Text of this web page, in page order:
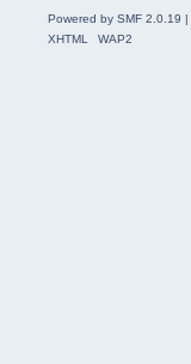
Powered by SMF 2.0.19
XHTML
WAP2